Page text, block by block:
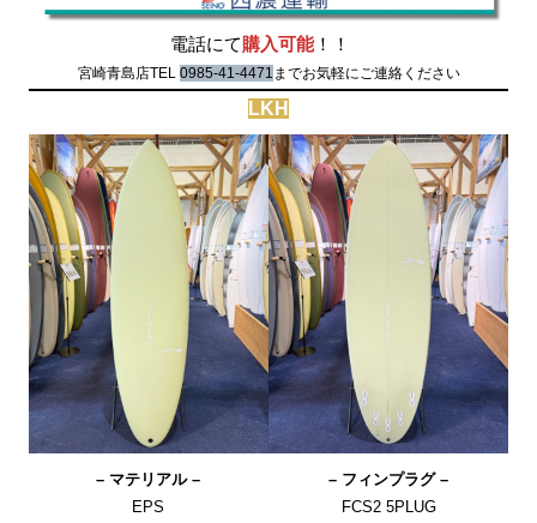
電話にて 購入可能！！
宮崎青島店TEL 0985-41-4471 までお気軽にご連絡ください
LKH
– マテリアル –
EPS
– フィンプラグ –
FCS2 5PLUG